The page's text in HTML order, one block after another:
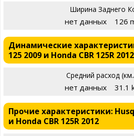
Ширина Заднего
нет данных 126
Динамические
125 2009 и Honda CBR 125R 2012
Средний расход
нет данных 31.1
Прочие характеристики:
и Honda CBR 125R 2012